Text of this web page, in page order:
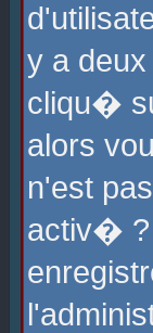
y a
cliqu�
alors
n'est
activ� ?